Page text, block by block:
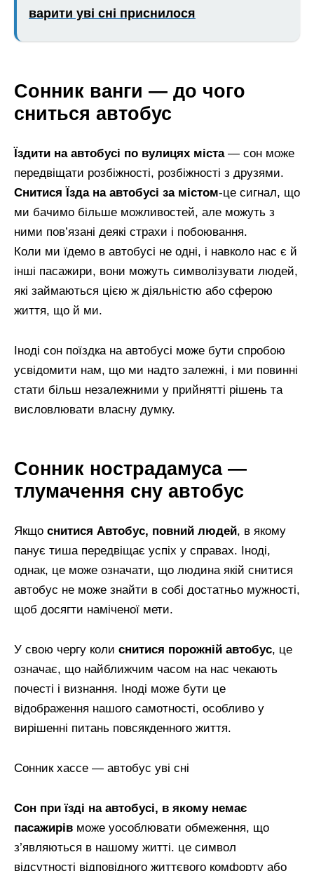
варити уві сні приснилося
Сонник ванги — до чого
сниться автобус
Їздити на автобусі по вулицях міста— сон може
передвіщати розбіжності, розбіжності з друзями.
Снитися Їзда на автобусі за містом-це сигнал, що
ми бачимо більше можливостей, але можуть з
ними пов’язані деякі страхи і побоювання.
Коли ми їдемо в автобусі не одні, і навколо нас є й
інші пасажири, вони можуть символізувати людей,
які займаються цією ж діяльністю або сферою
життя, що й ми.
Іноді сон поїздка на автобусі може бути спробою
усвідомити нам, що ми надто залежні, і ми повинні
стати більш незалежними у прийнятті рішень та
висловлювати власну думку.
Сонник нострадамуса —
тлумачення сну автобус
Якщо снитися Автобус, повний людей, в якому
панує тиша передвіщає успіх у справах. Іноді,
однак, це може означати, що людина якій снитися
автобус не може знайти в собі достатньо мужності,
щоб досягти наміченої мети.
У свою чергу коли снитися порожній автобус, це
означає, що найближчим часом на нас чекають
почесті і визнання. Іноді може бути це
відображення нашого самотності, особливо у
вирішенні питань повсякденного життя.
Сонник хассе — автобус уві сні
Сон при їзді на автобусі, в якому немає
пасажирів може уособлювати обмеження, що
з’являються в нашому житті. це символ
відсутності відповідного життєвого комфорту або